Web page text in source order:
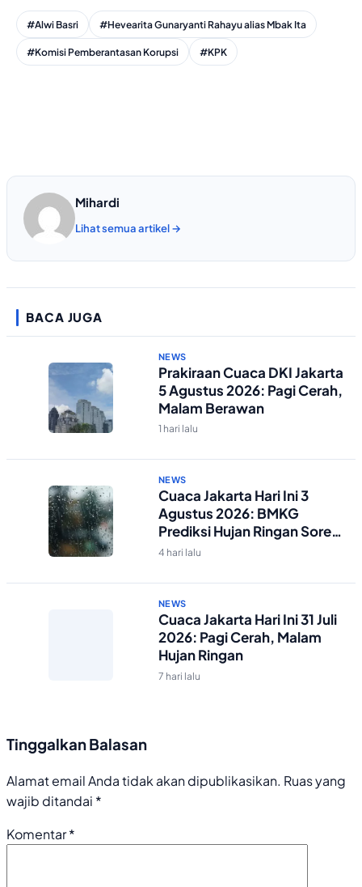
#Alwi Basri #Hevearita Gunaryanti Rahayu alias Mbak Ita
#Komisi Pemberantasan Korupsi #KPK
Mihardi
Lihat semua artikel →
BACA JUGA
NEWS
Prakiraan Cuaca DKI Jakarta
5 Agustus 2026: Pagi Cerah,
Malam Berawan
1 hari lalu
NEWS
Cuaca Jakarta Hari Ini 3
Agustus 2026: BMKG
Prediksi Hujan Ringan Sore-
Malam
4 hari lalu
NEWS
Cuaca Jakarta Hari Ini 31 Juli
2026: Pagi Cerah, Malam
Hujan Ringan
7 hari lalu
Tinggalkan Balasan
Alamat email Anda tidak akan dipublikasikan. Ruas yang
wajib ditandai *
Komentar*